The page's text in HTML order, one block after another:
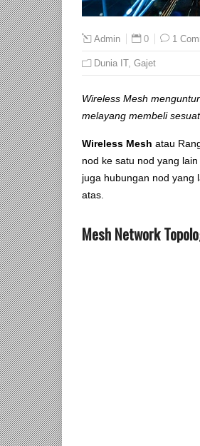
Admin 0 1
Dunia IT, Gajet
Wireless Mesh
melayang membeli
Wireless Mesh atau
nod ke satu nod yang
juga hubungan nod yang
atas.
Mesh Network